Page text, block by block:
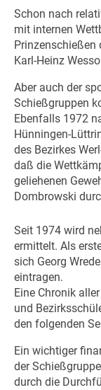
Schon nach
mit internen
Prinzenschießen
Karl-Heinz
Aber auch der
Schießgruppen
Ebenfalls 1972
Hünningen-
des Bezirkes
daß die
geliehenen
Dombrowski
Seit 1974 wird
ermittelt. Als
sich Georg
eintragen.
Eine Chronik
und
den folgenden
Ein wichtiger
der
durch die